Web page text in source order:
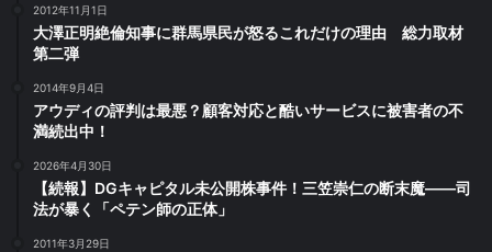
2012年11月1日
大澤正明絶倫知事に群馬県民が怒るこれだけの理由 総力取材
第二弾
2014年9月4日
アウディの評判は最悪？顧客対応と酷いサービスに被害者の不
満続出中！
2026年4月30日
【続報】DGキャピタル未公開株事件！三笠崇仁の断末魔――司
法が暴く「ペテン師の正体」
2011年3月29日